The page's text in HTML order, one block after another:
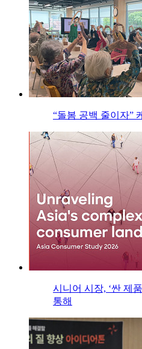
“돌봄 공백 줄이자”
시니어 시장, ‘싼 제
통해